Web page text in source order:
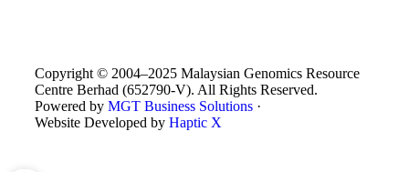
Copyright © 2004–2025 Malaysian Genomics Resource
Centre Berhad (652790-V). All Rights Reserved.
Powered by MGT Business Solutions ·
Website Developed by Haptic X